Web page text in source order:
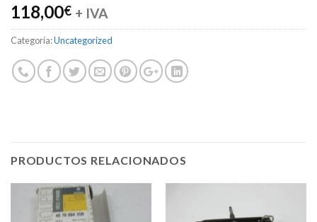
118,00€ + IVA
Categoría:Uncategorized
PRODUCTOS RELACIONADOS